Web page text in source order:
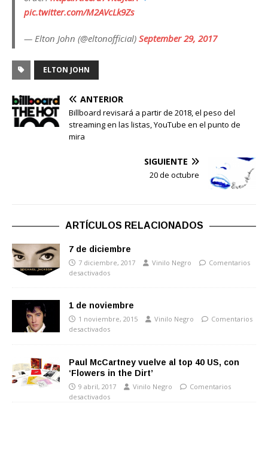
pic.twitter.com/M2AVcLk9Zs
— Elton John (@eltonofficial) September 29, 2017
ELTON JOHN
ANTERIOR
Billboard revisará a partir de 2018, el peso del
streaming en las listas, YouTube en el punto de
mira
SIGUIENTE
20 de octubre
ARTÍCULOS RELACIONADOS
7 de diciembre
7 diciembre, 2017 Vinilo Negro
Comentarios
desactivados
1 de noviembre
1 noviembre, 2015 Vinilo Negro
Comentarios
desactivados
Paul McCartney vuelve al top 40 US, con
‘Flowers in the Dirt’
9 abril, 2017 Vinilo Negro
Comentarios
desactivados